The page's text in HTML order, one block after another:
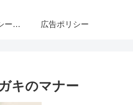
プライバシーポリシー・免責事項 広告ポリシー
キのマナー